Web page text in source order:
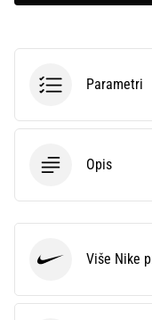
Parametri
Opis
Više Nike